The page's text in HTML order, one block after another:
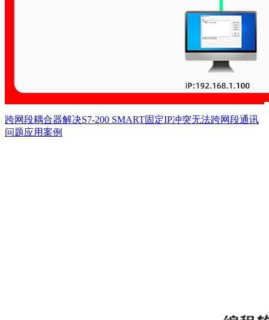
跨网段耦合器解决S7-200 SMART固定IP冲突无法跨网段通讯
问题应用案例